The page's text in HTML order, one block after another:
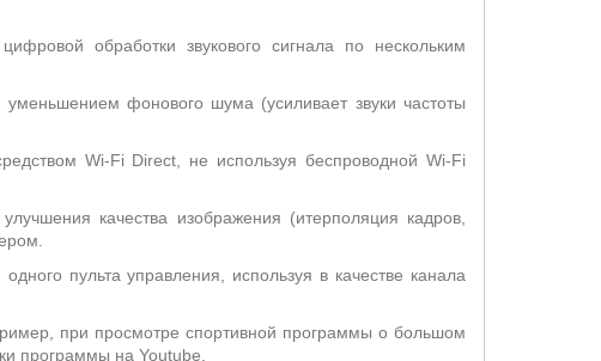
обработки звукового сигнала по нескольким
уменьшением фонового шума (усиливает звуки частоты
Wi-Fi Direct, не используя беспроводной Wi-Fi
качества изображения (итерполяция кадров,
пульта управления, используя в качестве канала
при просмотре спортивной программы о большом
программы на Youtube.